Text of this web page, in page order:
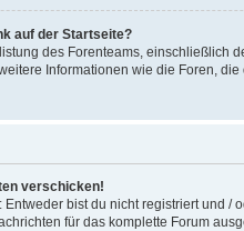
auf der Startseite?
des Forenteams, einschließlich
Informationen wie die Foren,
verschicken!
bist du nicht registriert und /
für das komplette Forum